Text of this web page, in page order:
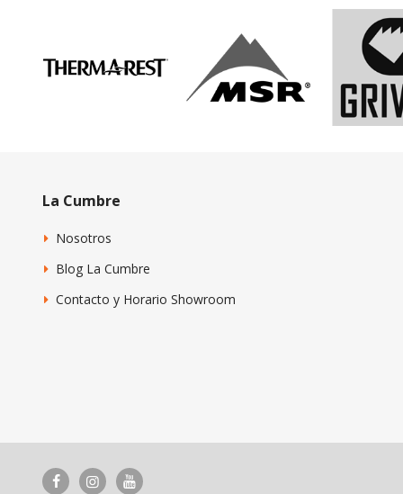
La Cumbre
Nosotros
Blog La Cumbre
Contacto y Horario Showroom